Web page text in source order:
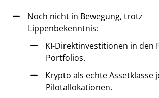
Noch nicht in Bewegung, trotz
Lippenbekenntnis:
KI-Direktinvestitionen in den
Portfolios.
Krypto als echte Assetklasse
Pilotallokationen.